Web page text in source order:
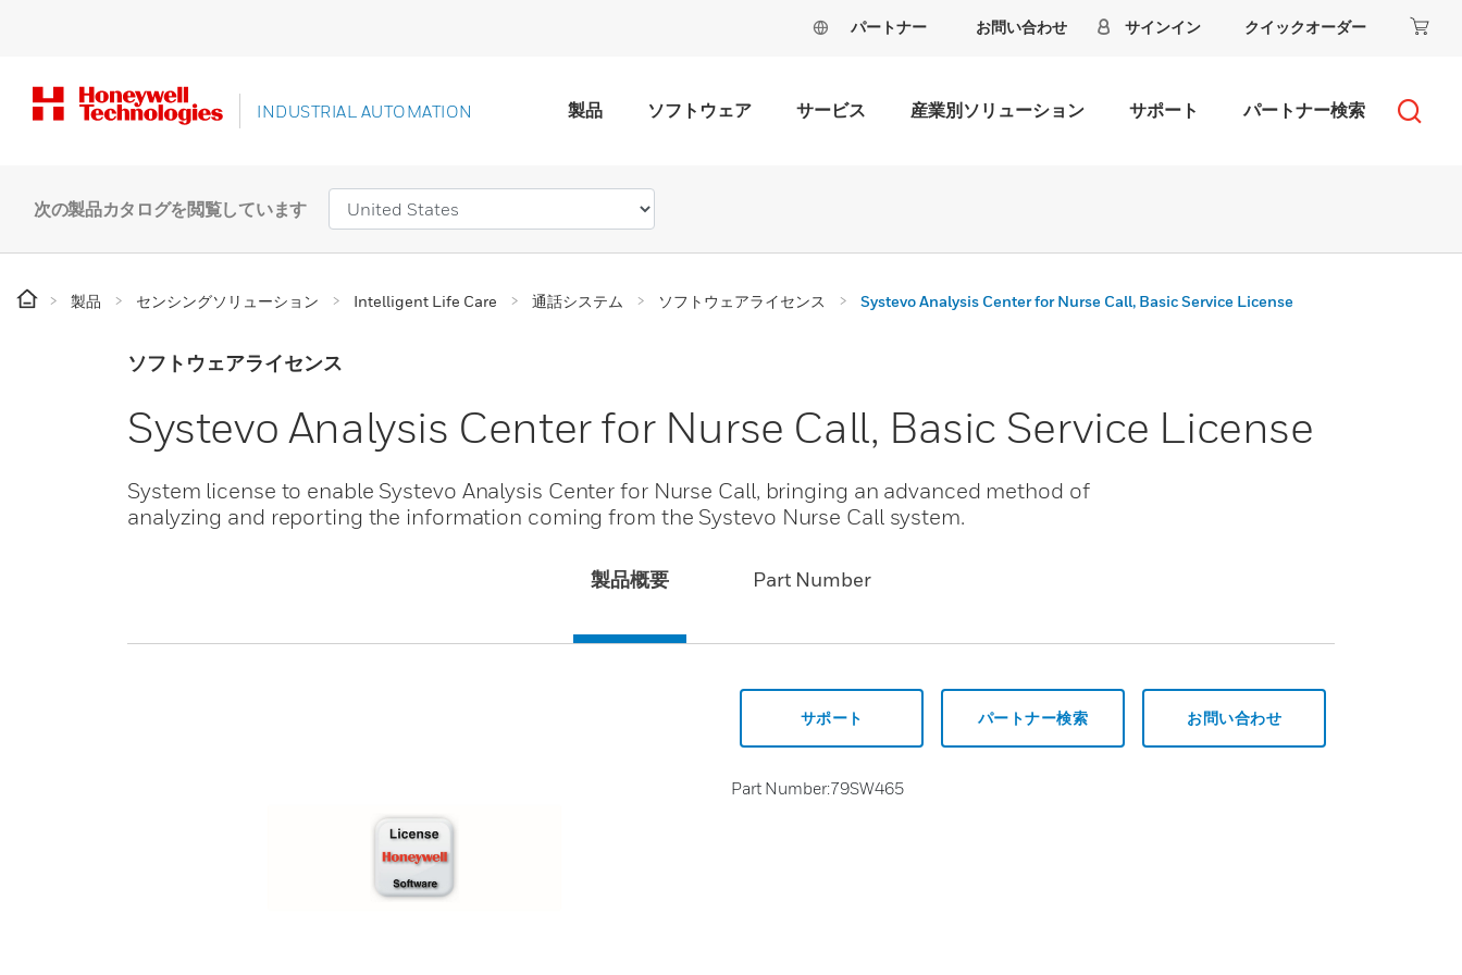
パートナー お問い合わせ サインイン クイックオーダー
INDUSTRIAL AUTOMATION 製品 ソフトウェア サービス 産業別ソリューション サポート パートナー検索
次の製品カタログを閲覧しています
製品 センシングソリューション Intelligent Life Care 通話システム ソフトウェアライセンス Systevo Analysis Center for Nurse Call, Basic Service License
ソフトウェアライセンス
Systevo Analysis Center for Nurse Call, Basic Service License
System license to enable Systevo Analysis Center for Nurse Call, bringing an advanced method of
analyzing and reporting the information coming from the Systevo Nurse Call system.
製品概要 Part Number
サポート パートナー検索 お問い合わせ
Part Number:79SW465